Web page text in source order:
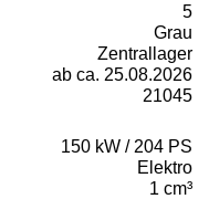
5
Grau
Zentrallager
ab ca. 25.08.2026
21045
150 kW / 204 PS
Elektro
1 cm³